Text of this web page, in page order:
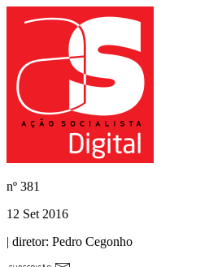
nº 381
12 Set 2016
| diretor: Pedro Cegonho